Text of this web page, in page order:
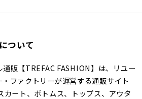
ついて
販【TREFAC FASHION】は、リユー
ファクトリーが運営する通販サイト
カート、ボトムス、トップス、アウタ